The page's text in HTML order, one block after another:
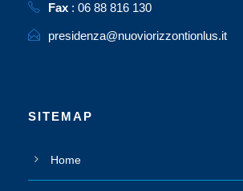
Fax : 06 88 816 130
presidenza@nuoviorizzontionlus.it
SITEMAP
Home